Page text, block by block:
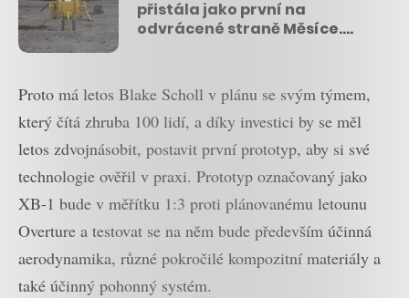
přistála jako první na
odvrácené straně Měsíce.
Proto má letos Blake Scholl v plánu se svým týmem,
který čítá zhruba 100 lidí, a díky investici by se měl
letos zdvojnásobit, postavit první prototyp, aby si své
technologie ověřil v praxi. Prototyp označovaný jako
XB-1 bude v měřítku 1:3 proti plánovanému letounu
Overture a testovat se na něm bude především účinná
aerodynamika, různé pokročilé kompozitní materiály a
také účinný pohonný systém.